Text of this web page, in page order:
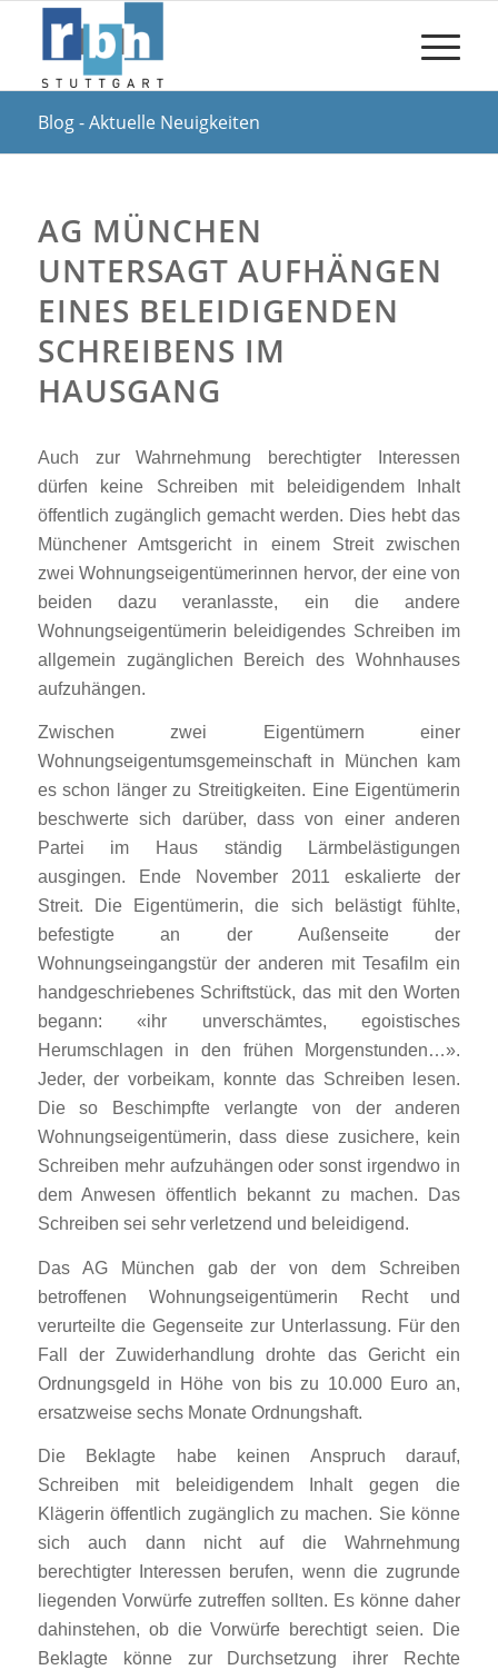
Blog - Aktuelle Neuigkeiten
AG MÜNCHEN
UNTERSAGT AUFHÄNGEN
EINES BELEIDIGENDEN
SCHREIBENS IM
HAUSGANG
Auch zur Wahrnehmung berechtigter Interessen
dürfen keine Schreiben mit beleidigendem Inhalt
öffentlich zugänglich gemacht werden. Dies hebt das
Münchener Amtsgericht in einem Streit zwischen
zwei Wohnungseigentümerinnen hervor, der eine von
beiden dazu veranlasste, ein die andere
Wohnungseigentümerin beleidigendes Schreiben im
allgemein zugänglichen Bereich des Wohnhauses
aufzuhängen.
Zwischen zwei Eigentümern einer
Wohnungseigentumsgemeinschaft in München kam
es schon länger zu Streitigkeiten. Eine Eigentümerin
beschwerte sich darüber, dass von einer anderen
Partei im Haus ständig Lärmbelästigungen
ausgingen. Ende November 2011 eskalierte der
Streit. Die Eigentümerin, die sich belästigt fühlte,
befestigte an der Außenseite der
Wohnungseingangstür der anderen mit Tesafilm ein
handgeschriebenes Schriftstück, das mit den Worten
begann: «ihr unverschämtes, egoistisches
Herumschlagen in den frühen Morgenstunden…».
Jeder, der vorbeikam, konnte das Schreiben lesen.
Die so Beschimpfte verlangte von der anderen
Wohnungseigentümerin, dass diese zusichere, kein
Schreiben mehr aufzuhängen oder sonst irgendwo in
dem Anwesen öffentlich bekannt zu machen. Das
Schreiben sei sehr verletzend und beleidigend.
Das AG München gab der von dem Schreiben
betroffenen Wohnungseigentümerin Recht und
verurteilte die Gegenseite zur Unterlassung. Für den
Fall der Zuwiderhandlung drohte das Gericht ein
Ordnungsgeld in Höhe von bis zu 10.000 Euro an,
ersatzweise sechs Monate Ordnungshaft.
Die Beklagte habe keinen Anspruch darauf,
Schreiben mit beleidigendem Inhalt gegen die
Klägerin öffentlich zugänglich zu machen. Sie könne
sich auch dann nicht auf die Wahrnehmung
berechtigter Interessen berufen, wenn die zugrunde
liegenden Vorwürfe zutreffen sollten. Es könne daher
dahinstehen, ob die Vorwürfe berechtigt seien. Die
Beklagte könne zur Durchsetzung ihrer Rechte